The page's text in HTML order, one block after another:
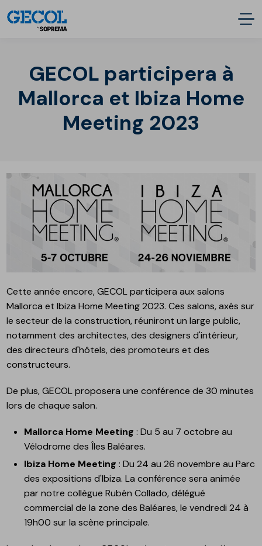
GECOL participera à
Mallorca et Ibiza Home
Meeting 2023
Cette année encore, GECOL participera aux salons
Mallorca et Ibiza Home Meeting 2023. Ces salons, axés sur
le secteur de la construction, réuniront un large public,
notamment des architectes, des designers d'intérieur,
des directeurs d'hôtels, des promoteurs et des
constructeurs.
De plus, GECOL proposera une conférence de 30 minutes
lors de chaque salon.
Mallorca Home Meeting : Du 5 au 7 octobre au
Vélodrome des Îles Baléares.
Ibiza Home Meeting : Du 24 au 26 novembre au Parc
des expositions d'Ibiza. La conférence sera animée
par notre collègue Rubén Collado, délégué
commercial de la zone des Baléares, le vendredi 24 à
19h00 sur la scène principale.